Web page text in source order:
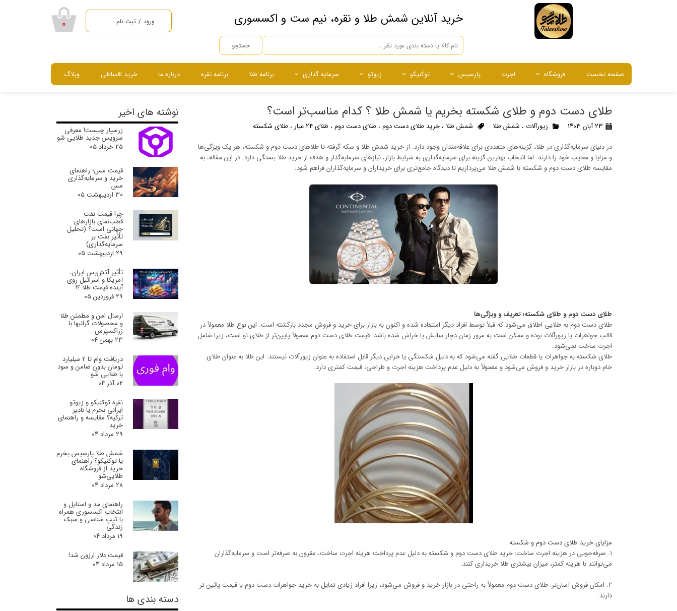
​خرید آنلاین شمش طلا و نقره، نیم ست و اکسسوری
جستجو
ورود / ثبت نام
سفارشات
کاربری
صفحه نخست فروشگاه
انگشتر ، گوشواره و آویز
ساعت مچی
اجرت پارسیس توکنیکو زیوتو سرمایه گذاری برنامه طلا برنامه نقره درباره ما خرید اقساطی وبلاگ
۰
طلای دست دوم و طلای شکسته بخریم یا شمش طلا ؟ کدام مناسب‌تر است؟
۲۳ آبان ۱۴۰۳ زیورآلات ، شمش طلا شمش طلا ، خرید طلای دست دوم، طلای دست دوم، طلای 24 عیار ، طلای شکسته
در دنیای سرمایه‌گذاری در طلا، گزینه‌های متعددی برای علاقه‌مندان وجود دارد. از خرید شمش طلا و سکه گرفته تا طلاهای دست دوم و شکسته، هر یک ویژگی‌ها
و مزایا و معایب خود را دارند. اما انتخاب بهترین گزینه برای سرمایه‌گذاری به شرایط بازار، نیازهای سرمایه‌گذار و هدف از خرید طلا بستگی دارد. در این مقاله، به
مقایسه طلای دست دوم و شکسته با شمش طلا می‌پردازیم تا دیدگاه جامع‌تری برای خریداران و سرمایه‌گذاران فراهم شود.
طلای دست دوم و طلای شکسته؛ تعریف و ویژگی‌ها
طلای دست دوم به طلایی اطلاق می‌شود که قبلاً توسط افراد دیگر استفاده شده و اکنون به بازار برای خرید و فروش مجدد بازگشته است. این نوع طلا معمولاً در
قالب جواهرات یا زیورآلات بوده و ممکن است به مرور زمان دچار سایش یا خراش شده باشد. قیمت طلای دست دوم معمولاً پایین‌تر از طلای نو است، زیرا شامل
اجرت ساخت نمی‌شود.
طلای شکسته به جواهرات یا قطعات طلایی گفته می‌شود که به دلیل شکستگی یا خرابی دیگر قابل استفاده به عنوان زیورآلات نیستند. این طلا به عنوان طلای
خام دوباره در بازار خرید و فروش می‌شود و معمولاً به دلیل عدم پرداخت هزینه اجرت و طراحی، قیمت کمتری دارد.
مزایای خرید طلای دست دوم و شکسته
1. صرفه‌جویی در هزینه اجرت ساخت: خرید طلای دست دوم و شکسته به دلیل عدم پرداخت هزینه اجرت ساخت، مقرون به صرفه‌تر است و سرمایه‌گذاران
می‌توانند با هزینه کمتر، میزان بیشتری طلا خریداری کنند.
2. امکان فروش آسان‌تر: طلای دست دوم معمولاً به راحتی در بازار خرید و فروش می‌شود، زیرا افراد زیادی تمایل به خرید جواهرات دست دوم با قیمت پائین تر
دارند.
نوشته های اخیر
زرسپار چیست! معرفی
سرویس جدید طلایی شو
۲۵ خرداد ۰۵
قیمت مس؛ راهنمای
خرید و سرمایه‌گذاری
مس
۳۰ اردیبهشت ۰۵
چرا قیمت نفت
قطب‌نمای بازارهای
جهانی است؟ (تحلیل
تأثیر نفت بر
سرمایه‌گذاری)
۲۹ اردیبهشت ۰۵
تأثیر آتش‌بس ایران،
آمریکا و اسرائیل روی
آینده قیمت طلا ؟!
۲۹ فروردین ۰۵
ارسال امن و مطمئن طلا
و محصولات گرانبها با
زراکسپرس
۲۳ بهمن ۰۴
دریافت وام تا 2 میلیارد
تومان بدون ضامن و سود
با طلایی شو
۰۲ آذر ۰۴
نقره توکنیکو و زیوتو
ایرانی بخرم یا نادیر
ترکیه؟ مقایسه و راهنمای
خرید
۲۹ مرداد ۰۴
شمش طلا پارسیس بخرم
یا توکنیکو؟ راهنمای
خرید از فروشگاه
طلایی‌شو
۲۸ مرداد ۰۴
راهنمای مد و استایل و
انتخاب اکسسوری همراه
با تیپ شناسی و سبک
زندگی
۱۹ مرداد ۰۴
قیمت دلار ارزون شد!
۱۵ مرداد ۰۴
دسته بندی ها